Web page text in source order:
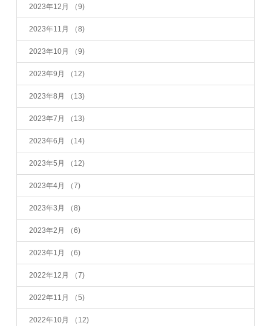
2023年12月 （9)
2023年11月 （8)
2023年10月 （9)
2023年9月 （12)
2023年8月 （13)
2023年7月 （13)
2023年6月 （14)
2023年5月 （12)
2023年4月 （7)
2023年3月 （8)
2023年2月 （6)
2023年1月 （6)
2022年12月 （7)
2022年11月 （5)
2022年10月 （12)